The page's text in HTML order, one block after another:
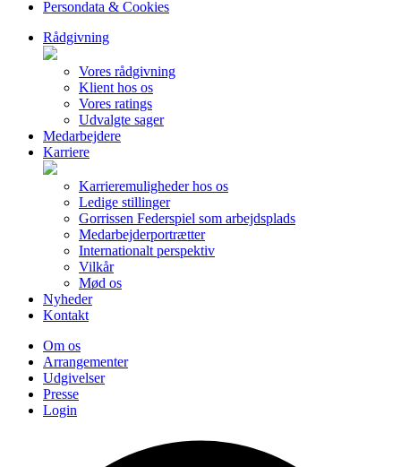
Persondata & Cookies
Rådgivning
Vores rådgivning
Klient hos os
Vores ratings
Udvalgte sager
Medarbejdere
Karriere
Karrieremuligheder hos os
Ledige stillinger
Gorrissen Federspiel som arbejdsplads
Medarbejderportrætter
Internationalt perspektiv
Vilkår
Mød os
Nyheder
Kontakt
Om os
Arrangementer
Udgivelser
Presse
Login